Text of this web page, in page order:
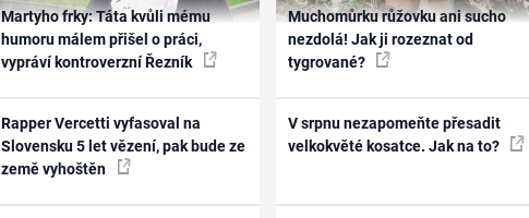
Martyho frky: Táta kvůli mému
humoru málem přišel o práci,
vypráví kontroverzní Řezník
Rapper Vercetti vyfasoval na
Slovensku 5 let vězení, pak bude ze
země vyhoštěn
Muchomůrku růžovku ani sucho
nezdolá! Jak ji rozeznat od
tygrované?
V srpnu nezapomeňte přesadit
velkokvěté kosatce. Jak na to?